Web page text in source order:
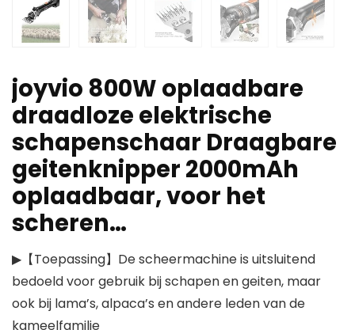
joyvio 800W oplaadbare
draadloze elektrische
schapenschaar Draagbare
geitenknipper 2000mAh
oplaadbaar, voor het
scheren…
▶【Toepassing】De scheermachine is uitsluitend
bedoeld voor gebruik bij schapen en geiten, maar
ook bij lama’s, alpaca’s en andere leden van de
kameelfamilie